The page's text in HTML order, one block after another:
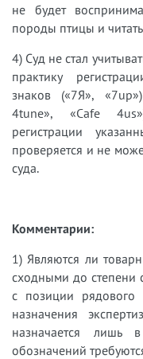
не будет
породы птицы и
4) Суд не стал
практику
знаков («7Я»,
4tune», «Cafe
регистрации
проверяется и не
суда.
Комментарии:
1) Являются ли
сходными до степени
с позиции рядового
назначения
назначается лишь
обозначений